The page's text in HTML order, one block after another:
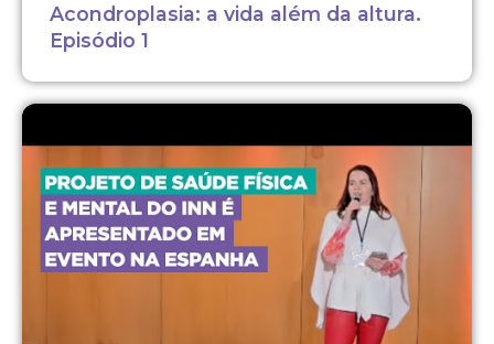
Acondroplasia: a vida além da altura.
Episódio 1